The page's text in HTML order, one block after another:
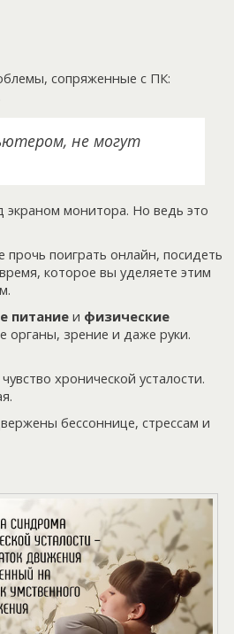
сопряженные с ПК:
не могут
экраном монитора. Но ведь это
поиграть онлайн, посидеть
которое вы уделяете этим
питание и физические
органы, зрение и даже руки.
хронической усталости.
бессоннице, стрессам и